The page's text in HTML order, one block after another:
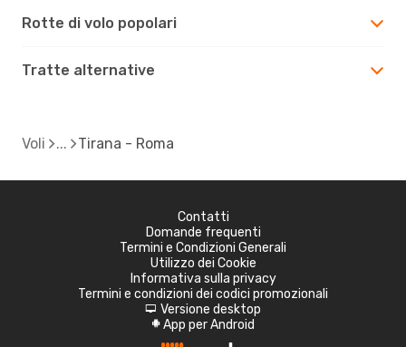
Rotte di volo popolari
Tratte alternative
Voli Tirana - Roma
Contatti
Domande frequenti
Termini e Condizioni Generali
Utilizzo dei Cookie
Informativa sulla privacy
Termini e condizioni dei codici promozionali
d Versione desktop
A App per Android